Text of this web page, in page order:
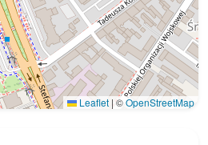
Leaflet |©OpenStreetMap